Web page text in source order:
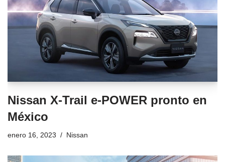
Nissan X-Trail e-POWER pronto en
México
enero 16, 2023 Nissan